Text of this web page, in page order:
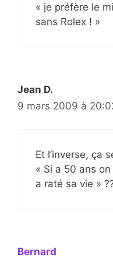
« je préfère le
sans Rolex ! »
Jean D.
9 mars 2009 à
Et l’inverse, ça
« Si a 50 ans on
a raté sa vie »
Bernard